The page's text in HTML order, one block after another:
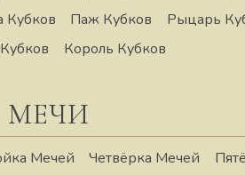
Кубков Паж Кубков
Рыцарь
Король Кубков
МЕЧИ
Мечей Четвёрка Мечей